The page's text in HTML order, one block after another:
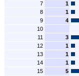
7
1
8
1
9
4
10
11
3
12
1
13
1
14
1
15
5